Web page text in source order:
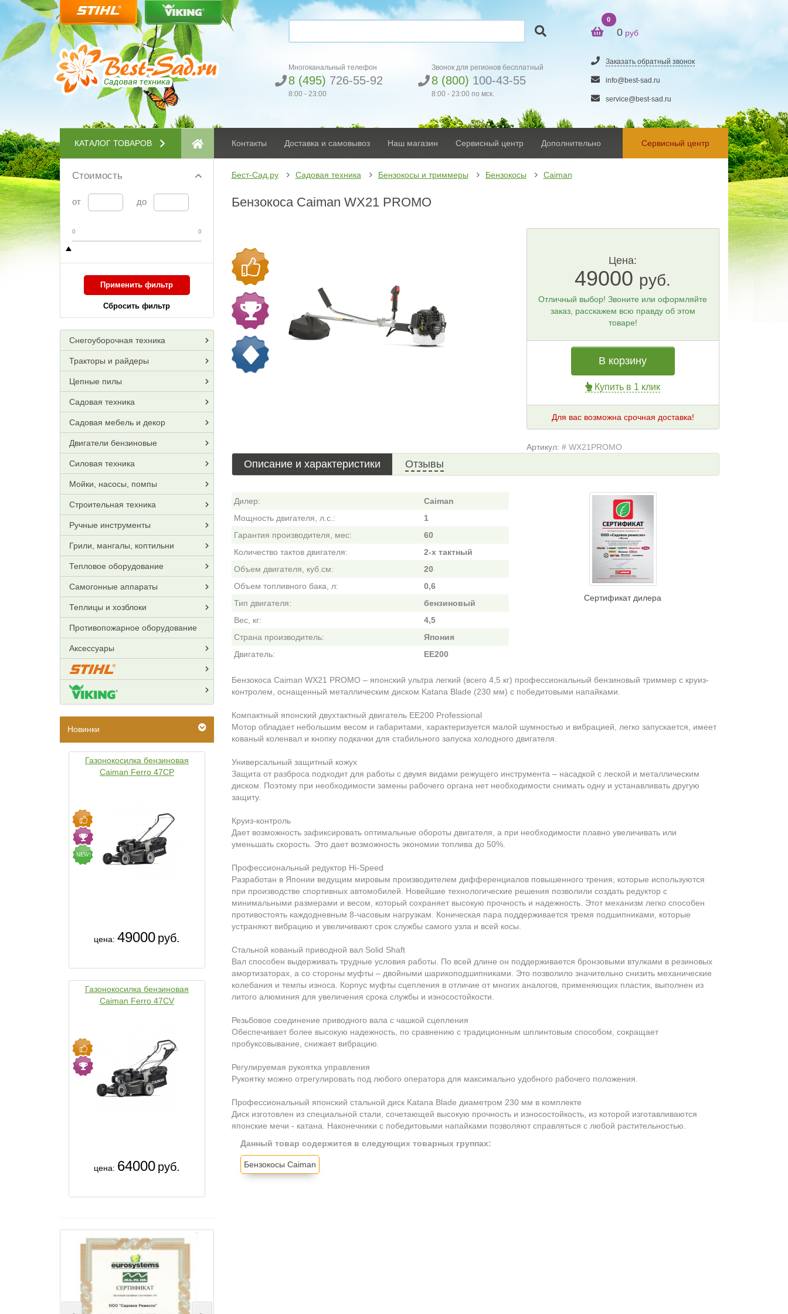
Многоканальный телефон
8 (495) 726-55-92
8:00 - 23:00
Звонок для регионов бесплатный
8 (800) 100-43-55
8:00 - 23:00 по мск.
0
0 руб
Заказать обратный звонок
info@best-sad.ru
service@best-sad.ru
КАТАЛОГ ТОВАРОВ Контакты Доставка и самовывоз Наш магазин Сервисный центр Дополнительно Сервисный центр
Стоимость
от до
0 0
Применить фильтр
Сбросить фильтр
Снегоуборочная техника
Тракторы и райдеры
Цепные пилы
Садовая техника
Садовая мебель и декор
Двигатели бензиновые
Силовая техника
Мойки, насосы, помпы
Строительная техника
Ручные инструменты
Грили, мангалы, коптильни
Тепловое оборудование
Самогонные аппараты
Теплицы и хозблоки
Противопожарное оборудование
Аксессуары
Новинки
Газонокосилка бензиновая
Caiman Ferro 47CP
NEW!
цена: 49000 руб.
Газонокосилка бензиновая
Caiman Ferro 47CV
цена: 64000 руб.
Бест-Сад.ру Садовая техника Бензокосы и триммеры Бензокосы Caiman
Бензокоса Caiman WX21 PROMO
Цена:
49000 руб.
Отличный выбор! Звоните или оформляйте
заказ, расскажем всю правду об этом
товаре!
В корзину
Купить в 1 клик
Для вас возможна срочная доставка!
Артикул: # WX21PROMO
Описание и характеристики Отзывы
Дилер:
Caiman
Мощность двигателя, л.с.:
1
Гарантия производителя, мес:
60
Количество тактов двигателя:
2-х тактный
Объем двигателя, куб.см:
20
Объем топливного бака, л:
0,6
Тип двигателя:
бензиновый
Вес, кг:
4,5
Страна производитель:
Япония
Двигатель:
EE200
Сертификат дилера
Бензокоса Caiman WX21 PROMO – японский ультра легкий (всего 4,5 кг) профессиональный бензиновый триммер с круиз-
контролем, оснащенный металлическим диском Katana Blade (230 мм) с победитовыми напайками.
Компактный японский двухтактный двигатель EE200 Professional
Мотор обладает небольшим весом и габаритами, характеризуется малой шумностью и вибрацией, легко запускается, имеет
кованый коленвал и кнопку подкачки для стабильного запуска холодного двигателя.
Универсальный защитный кожух
Защита от разброса подходит для работы с двумя видами режущего инструмента – насадкой с леской и металлическим
диском. Поэтому при необходимости замены рабочего органа нет необходимости снимать одну и устанавливать другую
защиту.
Круиз-контроль
Дает возможность зафиксировать оптимальные обороты двигателя, а при необходимости плавно увеличивать или
уменьшать скорость. Это дает возможность экономии топлива до 50%.
Профессиональный редуктор Hi-Speed
Разработан в Японии ведущим мировым производителем дифференциалов повышенного трения, которые используются
при производстве спортивных автомобилей. Новейшие технологические решения позволили создать редуктор с
минимальными размерами и весом, который сохраняет высокую прочность и надежность. Этот механизм легко способен
противостоять каждодневным 8-часовым нагрузкам. Коническая пара поддерживается тремя подшипниками, которые
устраняют вибрацию и увеличивают срок службы самого узла и всей косы.
Стальной кованый приводной вал Solid Shaft
Вал способен выдерживать трудные условия работы. По всей длине он поддерживается бронзовыми втулками в резиновых
амортизаторах, а со стороны муфты – двойными шарикоподшипниками. Это позволило значительно снизить механические
колебания и темпы износа. Корпус муфты сцепления в отличие от многих аналогов, применяющих пластик, выполнен из
литого алюминия для увеличения срока службы и износостойкости.
Резьбовое соединение приводного вала с чашкой сцепления
Обеспечивает более высокую надежность, по сравнению с традиционным шплинтовым способом, сокращает
пробуксовывание, снижает вибрацию.
Регулируемая рукоятка управления
Рукоятку можно отрегулировать под любого оператора для максимально удобного рабочего положения.
Профессиональный японский стальной диск Katana Blade диаметром 230 мм в комплекте
Диск изготовлен из специальной стали, сочетающей высокую прочность и износостойкость, из которой изготавливаются
японские мечи - катана. Наконечники с победитовыми напайками позволяют справляться с любой растительностью.
Данный товар содержится в следующих товарных группах:
Бензокосы Caiman